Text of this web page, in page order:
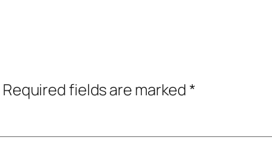
Required fields are marked*